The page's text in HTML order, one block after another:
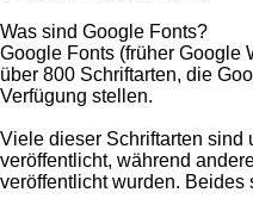
Was sind Google Fonts?
Google Fonts (früher Google
über 800 Schriftarten, die
Verfügung stellen.
Viele dieser Schriftarten sind
veröffentlicht, während
veröffentlicht wurden. Beides